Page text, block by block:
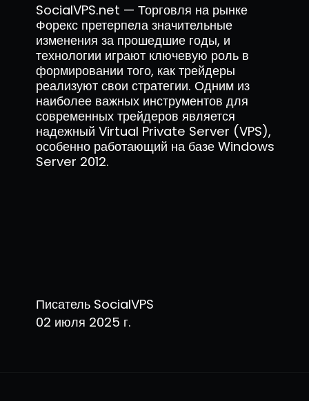
SocialVPS.net — Торговля на рынке
Форекс претерпела значительные
изменения за прошедшие годы, и
технологии играют ключевую роль в
формировании того, как трейдеры
реализуют свои стратегии. Одним из
наиболее важных инструментов для
современных трейдеров является
надежный Virtual Private Server (VPS),
особенно работающий на базе Windows
Server 2012.
Писатель SocialVPS
02 июля 2025 г.